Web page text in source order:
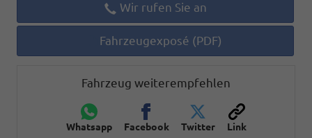
Wir rufen Sie an
Fahrzeugexposé (PDF)
Fahrzeug weiterempfehlen
Whatsapp Facebook Twitter Link